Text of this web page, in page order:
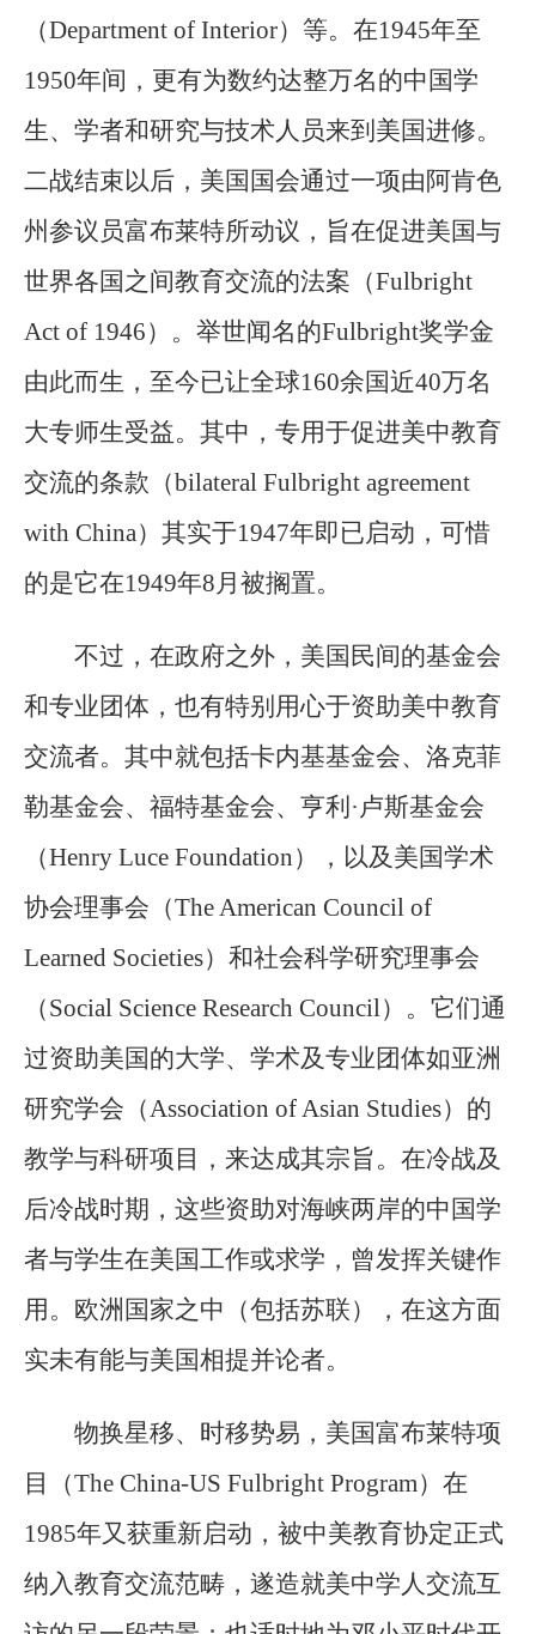
（Department of Interior）等。在1945年至
1950年间，更有为数约达整万名的中国学
生、学者和研究与技术人员来到美国进修。
二战结束以后，美国国会通过一项由阿肯色
州参议员富布莱特所动议，旨在促进美国与
世界各国之间教育交流的法案（Fulbright
Act of 1946）。举世闻名的Fulbright奖学金
由此而生，至今已让全球160余国近40万名
大专师生受益。其中，专用于促进美中教育
交流的条款（bilateral Fulbright agreement
with China）其实于1947年即已启动，可惜
的是它在1949年8月被搁置。
不过，在政府之外，美国民间的基金会
和专业团体，也有特别用心于资助美中教育
交流者。其中就包括卡内基基金会、洛克菲
勒基金会、福特基金会、亨利·卢斯基金会
（Henry Luce Foundation），以及美国学术
协会理事会（The American Council of
Learned Societies）和社会科学研究理事会
（Social Science Research Council）。它们通
过资助美国的大学、学术及专业团体如亚洲
研究学会（Association of Asian Studies）的
教学与科研项目，来达成其宗旨。在冷战及
后冷战时期，这些资助对海峡两岸的中国学
者与学生在美国工作或求学，曾发挥关键作
用。欧洲国家之中（包括苏联），在这方面
实未有能与美国相提并论者。
物换星移、时移势易，美国富布莱特项
目（The China-US Fulbright Program）在
1985年又获重新启动，被中美教育协定正式
纳入教育交流范畴，遂造就美中学人交流互